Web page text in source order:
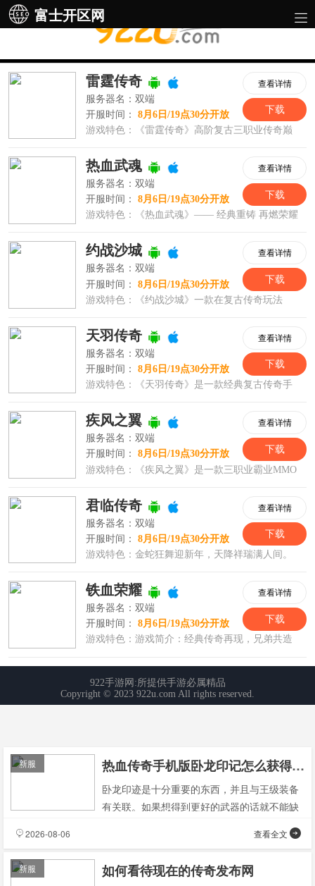
富士开区网
热血传奇手机版卧龙印记怎么获得作用与获取解析
卧龙印迹是十分重要的东西，并且与王级装备
有关联。如果想得到更好的武器的话就不能缺
少了卧龙印记的帮助，在今天的文章里小编会
新服
查看全文
2026-08-06
如何看待现在的传奇发布网
新服